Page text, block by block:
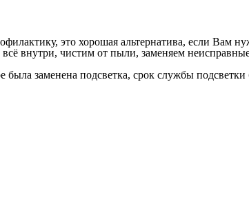
это хорошая альтернатива, если Вам
внутри, чистим от пыли, заменяем
заменена подсветка, срок службы